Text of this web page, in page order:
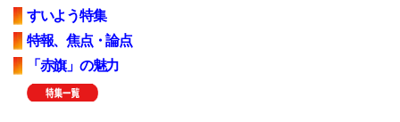
すいよう特集
特報、焦点・論点
「赤旗」の魅力